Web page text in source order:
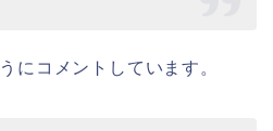
にコメントしています。